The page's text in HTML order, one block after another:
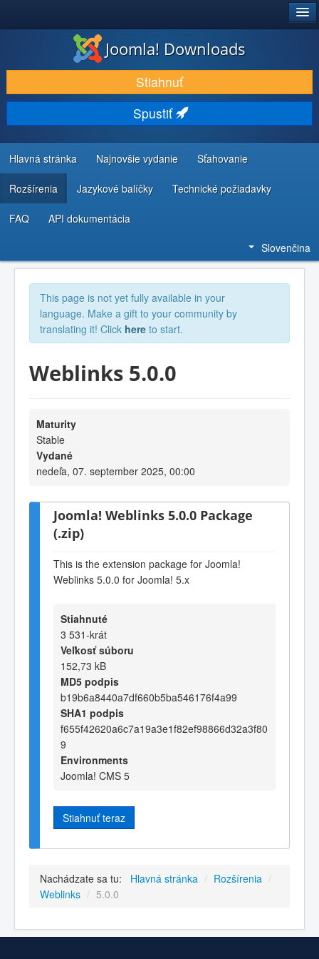
STIAHNUŤ & ROZŠÍRIŤ
OBJAVUJTE & UČTE SA
KOMUNITA & PODPORA
ZDROJE INFORMÁCIÍ PRE VÝVOJÁROV
Joomla! Downloads
Stiahnuť
Spustiť
Hlavná stránka Najnovšie vydanie Sťahovanie
Rozšírenia Jazykové balíčky Technické požiadavky
FAQ API dokumentácia
Slovenčina
This page is not yet fully available in your
language. Make a gift to your community by
translating it! Click here to start.
Weblinks 5.0.0
Maturity
Stable
Vydané
nedeľa, 07. september 2025, 00:00
Joomla! Weblinks 5.0.0 Package
(.zip)
This is the extension package for Joomla!
Weblinks 5.0.0 for Joomla! 5.x
Stiahnuté
3 531-krát
Veľkosť súboru
152,73 kB
MD5 podpis
b19b6a8440a7df660b5ba546176f4a99
SHA1 podpis
f655f42620a6c7a19a3e1f82ef98866d32a3f80
9
Environments
Joomla! CMS 5
Stiahnuť teraz
Nachádzate sa tu: Hlavná stránka / Rozšírenia /
Weblinks / 5.0.0